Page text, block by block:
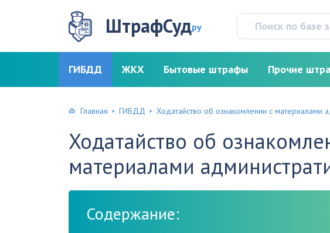
ШтрафСудру
ГИБДД ЖКХ Бытовые штрафы Прочие
Главная ГИБДД Ходатайство об ознакомлении с материалами
Ходатайство об
материалами
Содержание: